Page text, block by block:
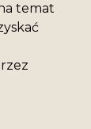
temat